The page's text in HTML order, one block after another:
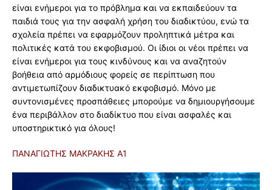
είναι ενήμεροι για το πρόβλημα και να εκπαιδεύουν τα
παιδιά τους για την ασφαλή χρήση του διαδικτύου, ενώ τα
σχολεία πρέπει να εφαρμόζουν προληπτικά μέτρα και
πολιτικές κατά του εκφοβισμού. Οι ίδιοι οι νέοι πρέπει να
είναι ενήμεροι για τους κινδύνους και να αναζητούν
βοήθεια από αρμόδιους φορείς σε περίπτωση που
αντιμετωπίζουν διαδικτυακό εκφοβισμό. Μόνο με
συντονισμένες προσπάθειες μπορούμε να δημιουργήσουμε
ένα περιβάλλον στο διαδίκτυο που είναι ασφαλές και
υποστηρικτικό για όλους!
ΠΑΝΑΓΙΩΤΗΣ ΜΑΚΡΑΚΗΣ Α1